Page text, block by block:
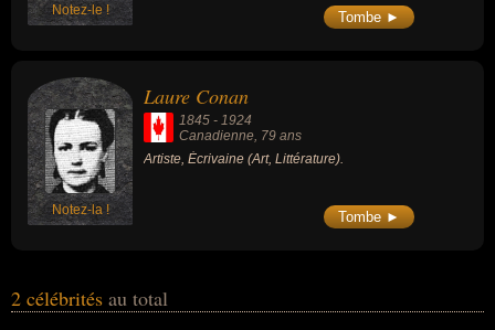
Notez-le ! Tombe ►
Notez-la !
Laure Conan
1845 - 1924
Canadienne , 79 ans
Artiste, Écrivaine (Art, Littérature).
Tombe ►
2 célébrités au total